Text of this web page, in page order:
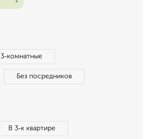
3‑комнатные
Без посредников
В 3‑к квартире